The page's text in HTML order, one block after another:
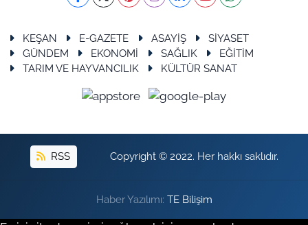
KEŞAN E-GAZETE ASAYİŞ
SİYASET
GÜNDEM
EKONOMİ SAĞLIK
EĞİTİM
TARIM VE HAYVANCILIK
KÜLTÜR SANAT
RSS Copyright © 2022. Her hakkı saklıdır.
Haber Yazılımı: TE Bilişim